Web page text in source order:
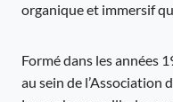
organique et immersif
Formé dans les années
au sein de l’Association